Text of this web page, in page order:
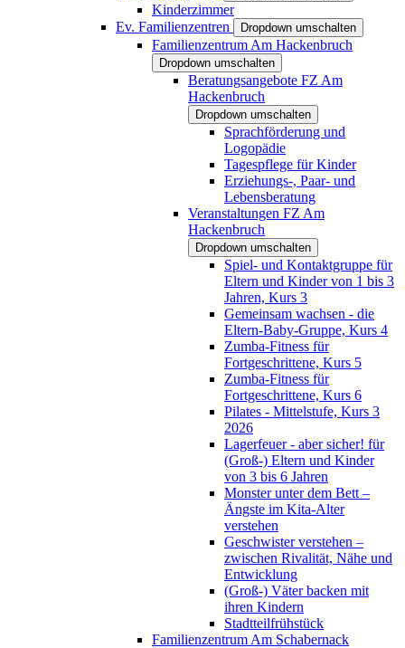
Kinderzimmer
Ev. Familienzentren
Dropdown umschalten
Familienzentrum Am Hackenbruch
Dropdown umschalten
Beratungsangebote FZ Am
Hackenbruch
Dropdown umschalten
Sprachförderung und
Logopädie
Tagespflege für Kinder
Erziehungs-, Paar- und
Lebensberatung
Veranstaltungen FZ Am
Hackenbruch
Dropdown umschalten
Spiel- und Kontaktgruppe für
Eltern und Kinder von 1 bis 3
Jahren, Kurs 3
Gemeinsam wachsen - die
Eltern-Baby-Gruppe, Kurs 4
Zumba-Fitness für
Fortgeschrittene, Kurs 5
Zumba-Fitness für
Fortgeschrittene, Kurs 6
Pilates - Mittelstufe, Kurs 3
2026
Lagerfeuer - aber sicher! für
(Groß-) Eltern und Kinder
von 3 bis 6 Jahren
Monster unter dem Bett –
Ängste im Kita-Alter
verstehen
Geschwister verstehen –
zwischen Rivalität, Nähe und
Entwicklung
(Groß-) Väter backen mit
ihren Kindern
Stadtteilfrühstück
Familienzentrum Am Schabernack